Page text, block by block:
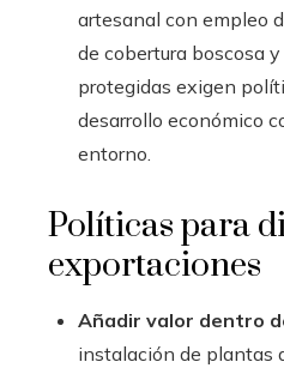
artesanal con empleo
de cobertura boscosa
protegidas exigen
desarrollo económico
entorno.
Políticas para
exportaciones
Añadir valor dentro
instalación de plantas